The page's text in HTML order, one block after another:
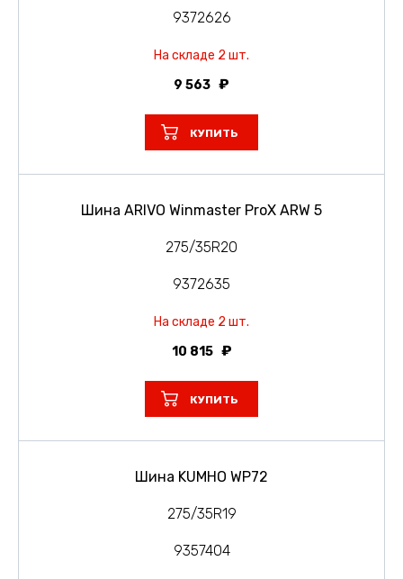
9372626
На складе 2 шт.
9 563
КУПИТЬ
Шина ARIVO Winmaster ProX ARW 5
275/35R20
9372635
На складе 2 шт.
10 815
КУПИТЬ
Шина KUMHO WP72
275/35R19
9357404